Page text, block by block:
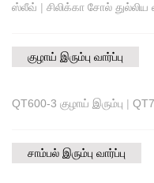
ஸ்லீவ் | சிலிக்கா சோல் துல்லிய
குழாய் இரும்பு வார்ப்பு
QT600-3 குழாய் இரும்பு |
சாம்பல் இரும்பு வார்ப்பு